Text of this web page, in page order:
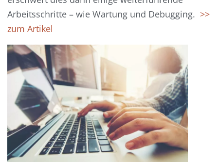
Arbeitsschritte – wie Wartung und Debugging. >>
zum Artikel